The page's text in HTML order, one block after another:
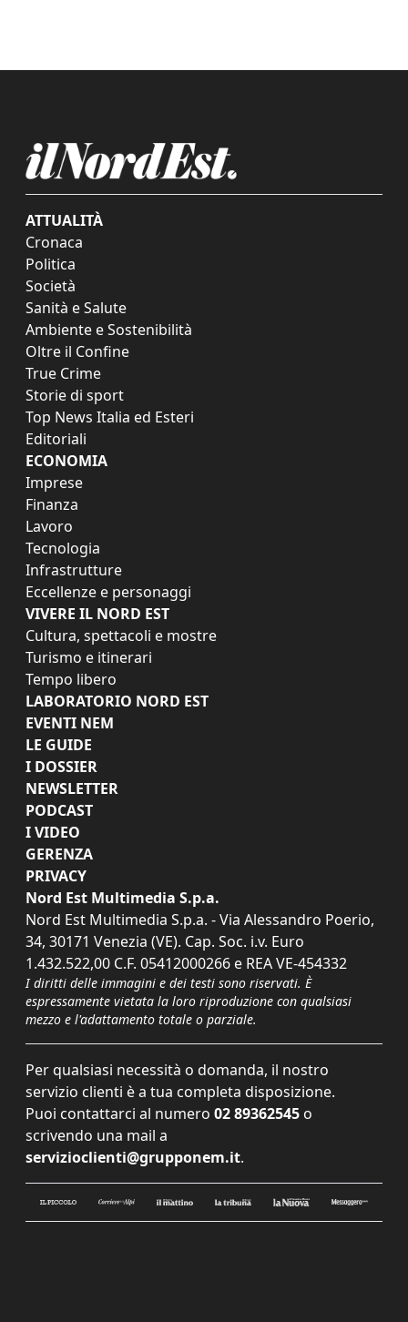
ATTUALITÀ
Cronaca
Politica
Società
Sanità e Salute
Ambiente e Sostenibilità
Oltre il Confine
True Crime
Storie di sport
Top News Italia ed Esteri
Editoriali
ECONOMIA
Imprese
Finanza
Lavoro
Tecnologia
Infrastrutture
Eccellenze e personaggi
VIVERE IL NORD EST
Cultura, spettacoli e mostre
Turismo e itinerari
Tempo libero
LABORATORIO NORD EST
EVENTI NEM
LE GUIDE
I DOSSIER
NEWSLETTER
PODCAST
I VIDEO
GERENZA
PRIVACY
Nord Est Multimedia S.p.a.
Nord Est Multimedia S.p.a. - Via Alessandro Poerio,
34, 30171 Venezia (VE). Cap. Soc. i.v. Euro
1.432.522,00 C.F. 05412000266 e REA VE-454332
I diritti delle immagini e dei testi sono riservati. È
espressamente vietata la loro riproduzione con qualsiasi
mezzo e l'adattamento totale o parziale.
Per qualsiasi necessità o domanda, il nostro
servizio clienti è a tua completa disposizione.
Puoi contattarci al numero 02 89362545 o
scrivendo una mail a
servizioclienti@grupponem.it.